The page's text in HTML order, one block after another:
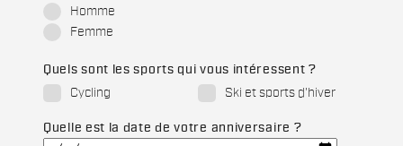
Homme
Femme
Quels sont les sports qui vous intéressent ?
Cycling
Ski et sports d'hiver
Quelle est la date de votre anniversaire ?